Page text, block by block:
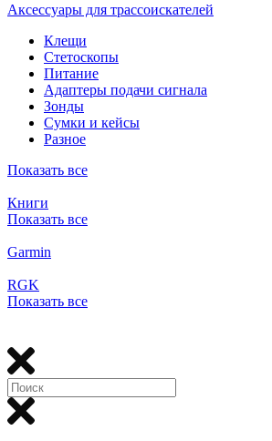
Аксессуары для трассоискателей
Клещи
Стетоскопы
Питание
Адаптеры подачи сигнала
Зонды
Сумки и кейсы
Разное
Показать все
Книги
Показать все
Garmin
RGK
Показать все